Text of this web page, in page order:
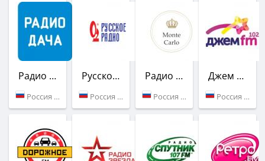
Радио Дача
Россия (104.1 FM)
Русское Радио
Россия (105.7 FM)
Радио Монте-Карло
Россия (106.2 FM)
Джем FM
Россия (102.5 FM)